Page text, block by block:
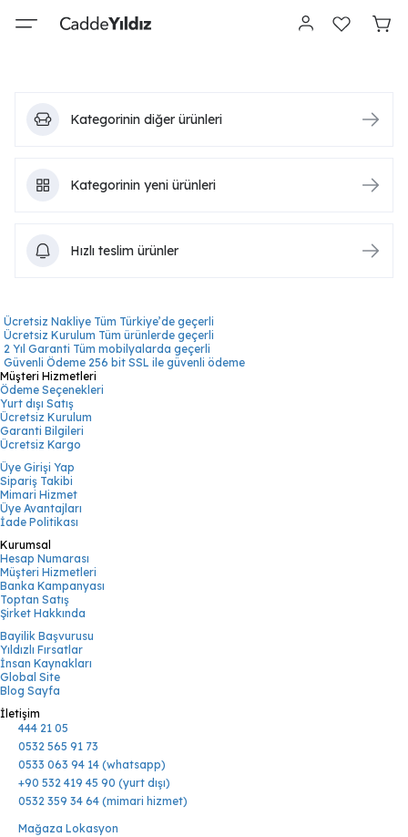
Kategorinin diğer ürünleri
Kategorinin yeni ürünleri
Hızlı teslim ürünler
Ücretsiz Nakliye Tüm Türkiye’de geçerli
Ücretsiz Kurulum Tüm ürünlerde geçerli
2 Yıl Garanti Tüm mobilyalarda geçerli
Güvenli Ödeme 256 bit SSL ile güvenli ödeme
Müşteri Hizmetleri
Ödeme Seçenekleri
Yurt dışı Satış
Ücretsiz Kurulum
Garanti Bilgileri
Ücretsiz Kargo
Üye Girişi Yap
Sipariş Takibi
Mimari Hizmet
Üye Avantajları
İade Politikası
Kurumsal
Hesap Numarası
Müşteri Hizmetleri
Banka Kampanyası
Toptan Satış
Şirket Hakkında
Bayilik Başvurusu
Yıldızlı Fırsatlar
İnsan Kaynakları
Global Site
Blog Sayfa
İletişim
444 21 05
0532 565 91 73
0533 063 94 14 (whatsapp)
+90 532 419 45 90 (yurt dışı)
0532 359 34 64 (mimari hizmet)
Mağaza Lokasyon